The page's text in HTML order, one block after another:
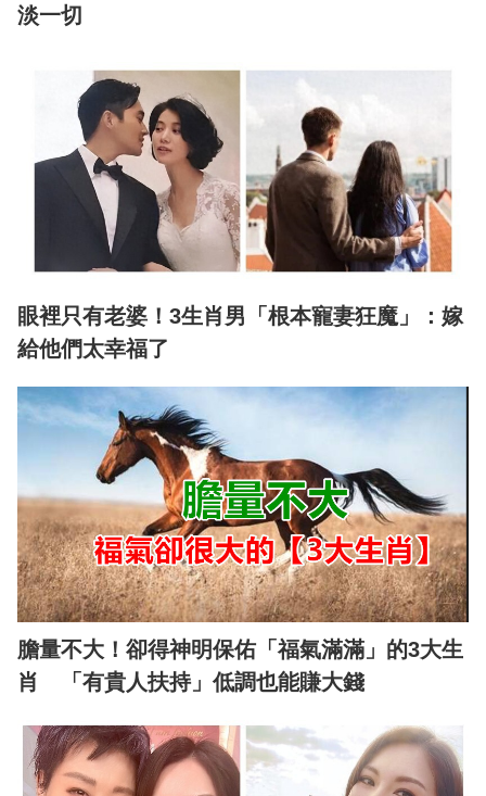
淡一切
眼裡只有老婆！3生肖男「根本寵妻狂魔」：嫁
給他們太幸福了
膽量不大！卻得神明保佑「福氣滿滿」的3大生
肖 「有貴人扶持」低調也能賺大錢